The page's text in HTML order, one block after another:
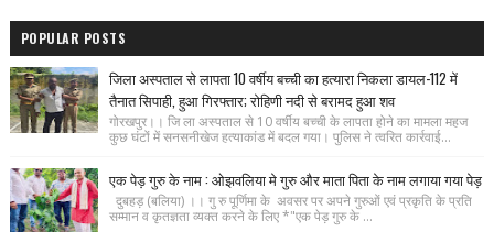
POPULAR POSTS
जिला अस्पताल से लापता 10 वर्षीय बच्ची का हत्यारा निकला डायल-112 में
तैनात सिपाही, हुआ गिरफ्तार; रोहिणी नदी से बरामद हुआ शव
गोरखपुर।। जि ला अस्पताल से 10 वर्षीय बच्ची के लापता होने का मामला महज
कुछ घंटों में सनसनीखेज हत्याकांड में बदल गया। पुलिस ने त्वरित कार्रवाई...
एक पेड़ गुरु के नाम : ओझवलिया मे गुरु और माता पिता के नाम लगाया गया पेड़
दुबहड़ (बलिया) ।। गु रु पूर्णिमा के अवसर पर अपने गुरुओं एवं प्रकृति के प्रति
सम्मान व कृतज्ञता व्यक्त करने के लिए *"एक पेड़ गुरु के ...